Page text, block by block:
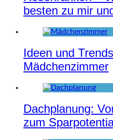
besten zu mir
Ideen und
Mädchenzimmer
Dachplanung:
zum